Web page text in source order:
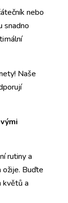
nebo
snadno
Naše
rutiny a
ožije. Buďte
květů a